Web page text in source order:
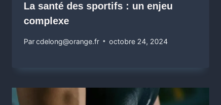
La santé des sportifs : un enjeu
complexe
Parcdelong@orange.fr octobre 24, 2024